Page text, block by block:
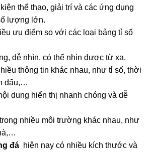
thể thao, giải trí và các ứng dụng
lượng lớn.
ưu điểm so với các loại bảng tỉ số
dễ nhìn, có thể nhìn được từ xa.
thông tin khác nhau, như tỉ số, thời
đấu,…
dung hiển thị nhanh chóng và dễ
nhiều môi trường khác nhau, như
đá hiện nay có nhiều kích thước và